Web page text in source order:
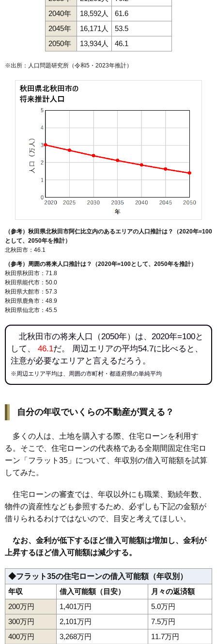
2040年
18,592人
61.6
2045年
16,171人
53.5
2050年
13,934人 46.1
※出所：人口問題研究所（令和5・2023年推計）
（参考）秋田県北秋田市阿仁比立内のあるエリアの人口推計は？（2020年=100
として、2050年を推計）
北秋田市：46.1
（参考）周囲の将来人口推計は？（2020年=100として、2050年を推計）
秋田県秋田市：71.8
秋田県能代市：50.0
秋田県大館市：57.3
秋田県鹿角市：48.9
秋田県仙北市：45.5
北秋田市の将来人口（2050年）は、2020年=100と
して、 46.1だ。 周辺エリアの平均54.7に比べると、
注意が必要なエリアと言えるだろう。
※周辺エリア平均は、周囲の市町村・都道府県の単純平均
自分の年収でいくらの不動産が買える？
多くの人は、土地を購入する際、住宅ローンを利用す
る。そこで、住宅ローンの代表格である全期間固定住宅ロ
ーン「フラット35」について、年収別の借入可能額を試算
してみた。
住宅ローンの審査では、年収以外にも職業、勤続年数、
物件の資産性なども参照するため、必ずしも下記の金額が
借りられるわけではないので、目安と考えてほしい。
なお、金利が低下するほど借入可能額は増加し、金利が
上昇するほど借入可能額は減少する。
◆フラット35の住宅ローンの借入可能額（年収別）
年収
借入可能額（目安）
月々の返済額
200万円
1,401万円
5.0万円
300万円
2,101万円
7.5万円
400万円
3,268万円
11.7万円